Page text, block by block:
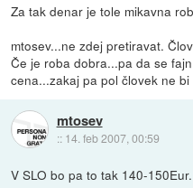
Za tak denar je tole mikavna
mtosev...ne zdej pretiravat.
Če je roba dobra...pa da se
cena...zakaj pa pol človek ne
mtosev
:: 14. feb 2007, 00:59
V SLO bo pa to tak 140-150Eur.